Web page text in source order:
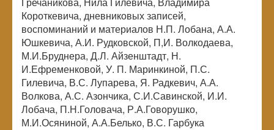
Короткевича, дневниковых записей,
воспоминаний и материалов Н.П. Лобана, А.А.
Юшкевича, А.И. Рудковской, П,И. Волкодаева,
М.И.Бруднера, Д.Л. Айзенштадт, Н.
И.Ефременковой, У. П. Маринкиной, П.С.
Гилевича, В.С. Лупарева, Я. Радкевич, А.А.
Волкова, А.С. Азончика, С.И.Савинской, И.И.
Лобача, П.Н.Головача, Р.А.Говорушко,
М.И.Осяниной, А.А.Белько, В.С. Гарбука